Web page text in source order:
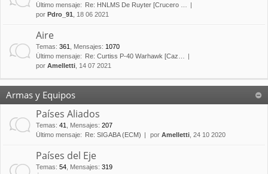
Último mensaje:
Re: HNLMS De Ruyter [Crucero …
por Pdro_91 , 18 06 2021
Aire
Temas: 361 Mensajes: 1070
Último mensaje:
Re: Curtiss P-40 Warhawk [Caz…
por Amelletti , 14 07 2021
Armas y Equipos
Países Aliados
Temas: 41 Mensajes: 207
Último mensaje:
Re: SIGABA (ECM) por Amelletti , 24 10 2020
Países del Eje
Temas: 54 Mensajes: 319